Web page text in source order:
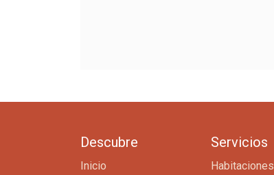
Descubre
Inicio
Servicios
Habitaciones